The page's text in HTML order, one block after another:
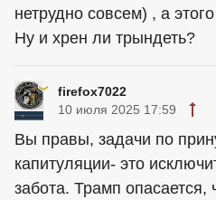
нетрудно совсем) , а
Ну и хрен ли трындеть?
firefox7022
10 июля 2025 17:59
Вы правы, задачи по
капитуляции- это
забота. Трамп опасается,